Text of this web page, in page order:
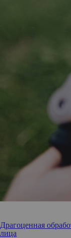
Драгоценная
лица